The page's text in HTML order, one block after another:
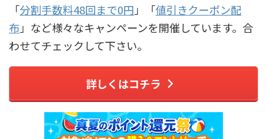
「分割手数料48回まで0円 」「値引きクーポン配
布 」など様々なキャンペーンを開催しています。合
わせてチェックして下さい。
詳しくはコチラ